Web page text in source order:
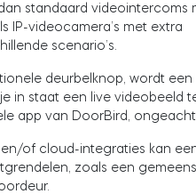
standaard videointercoms
IP-videocamera’s met extra
scenario’s.
deurbelknop, wordt een
in staat een live videobeeld
app van DoorBird, ongeacht
of cloud-integraties kan
zoals een